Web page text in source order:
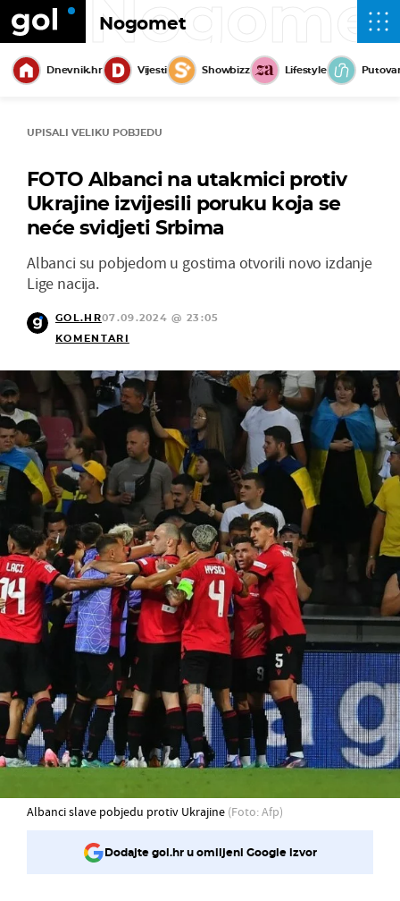
Nogomet
Dnevnik.hr Vijesti Showbizz Lifestyle
UPISALI VELIKU POBJEDU
FOTO Albanci na utakmici protiv
Ukrajine izvijesili poruku koja se
neće svidjeti Srbima
Albanci su pobjedom u gostima otvorili novo izdanje
Lige nacija.
GOL.HR07.09.2024 @ 23:05
KOMENTARI
Albanci slave pobjedu protiv Ukrajine (Foto: Afp)
Dodajte gol.hr u omiljeni Google izvor